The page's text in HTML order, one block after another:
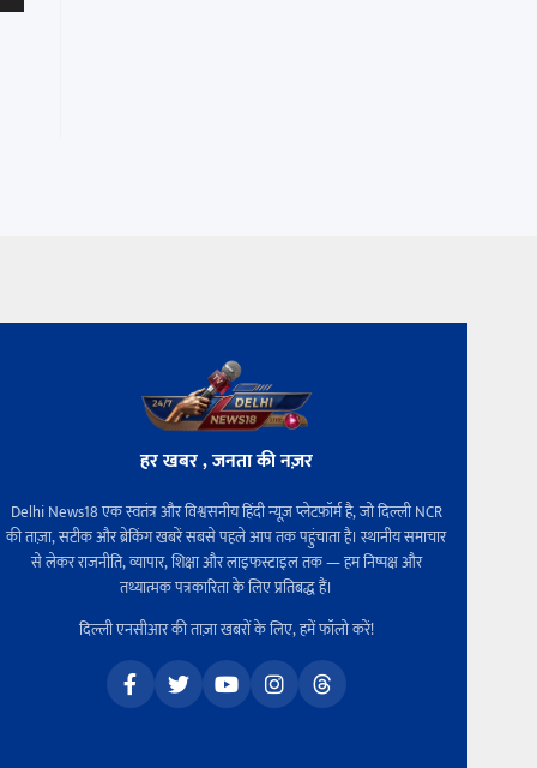
हर खबर , जनता की नज़र
Delhi News18 एक स्वतंत्र और विश्वसनीय हिंदी न्यूज़ प्लेटफ़ॉर्म है, जो दिल्ली NCR
की ताज़ा, सटीक और ब्रेकिंग खबरें सबसे पहले आप तक पहुंचाता है। स्थानीय समाचार
से लेकर राजनीति, व्यापार, शिक्षा और लाइफस्टाइल तक — हम निष्पक्ष और
तथ्यात्मक पत्रकारिता के लिए प्रतिबद्ध हैं।
दिल्ली एनसीआर की ताज़ा खबरों के लिए, हमें फॉलो करें!